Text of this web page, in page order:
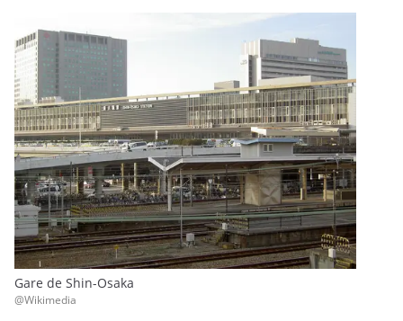
Gare de Shin-Osaka
@Wikimedia